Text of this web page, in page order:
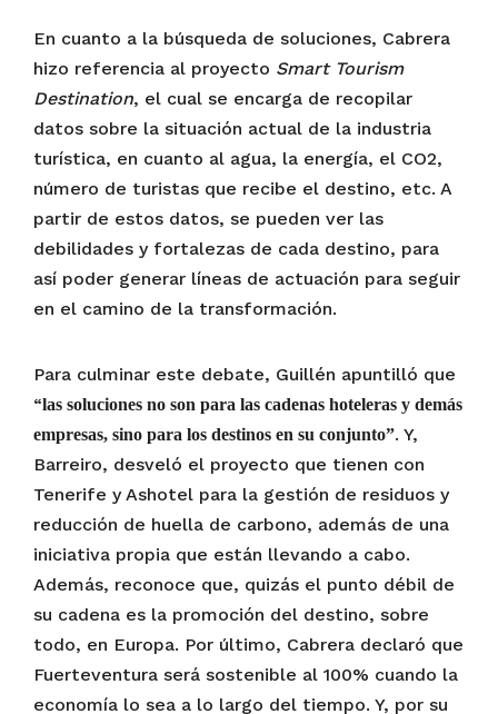
En cuanto a la búsqueda de soluciones, Cabrera
hizo referencia al proyecto Smart Tourism
Destination, el cual se encarga de recopilar
datos sobre la situación actual de la industria
turística, en cuanto al agua, la energía, el CO2,
número de turistas que recibe el destino, etc. A
partir de estos datos, se pueden ver las
debilidades y fortalezas de cada destino, para
así poder generar líneas de actuación para seguir
en el camino de la transformación.
Para culminar este debate, Guillén apuntilló que
“las soluciones no son para las cadenas hoteleras y demás
empresas, sino para los destinos en su conjunto”. Y,
Barreiro, desveló el proyecto que tienen con
Tenerife y Ashotel para la gestión de residuos y
reducción de huella de carbono, además de una
iniciativa propia que están llevando a cabo.
Además, reconoce que, quizás el punto débil de
su cadena es la promoción del destino, sobre
todo, en Europa. Por último, Cabrera declaró que
Fuerteventura será sostenible al 100% cuando la
economía lo sea a lo largo del tiempo. Y, por su